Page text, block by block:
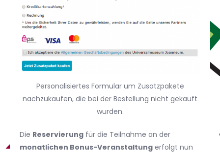
Personalisiertes Formular um Zusatzpakete
nachzukaufen, die bei der Bestellung nicht gekauft
wurden.
Die Reservierung für die Teilnahme an der
monatlichen Bonus-Veranstaltung erfolgt nun